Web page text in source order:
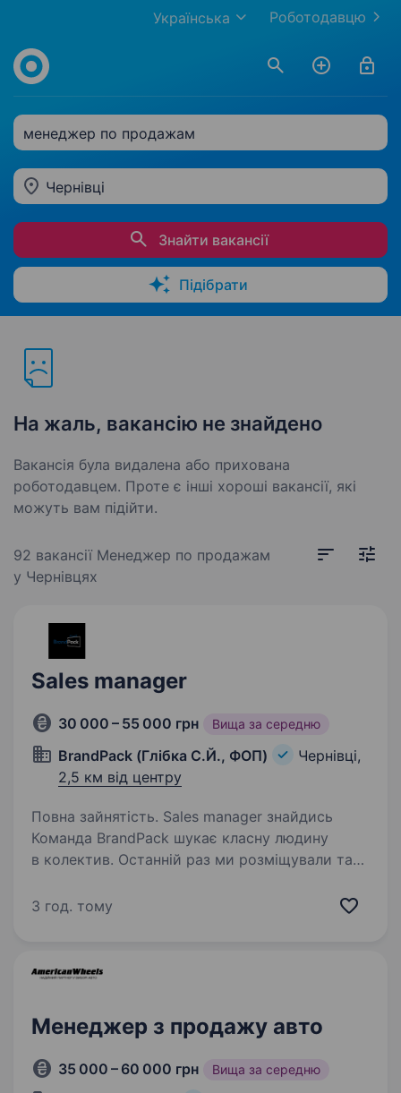
Роботодавцю
Українська
менеджер по продажам
Чернівці
Знайти вакансії
Підібрати
На жаль, вакансію не знайдено
Вакансія була видалена або прихована
роботодавцем. Проте є інші хороші вакансії, які
можуть вам підійти.
92 вакансії Менеджер по продажам
у Чернівцях
Sales manager
30 000 – 55 000 грн Вища за середню
BrandPack (Глібка С.Й., ФОП)
Чернівці,
2,5 км від центру
Повна зайнятість. Sales manager знайдись
Команда BrandPack шукає класну людину
в колектив. Останній раз ми розміщували таку
що працювати з нами комфортно та легко.
3 год. тому
Менеджер з продажу авто
35 000 – 60 000 грн Вища за середню